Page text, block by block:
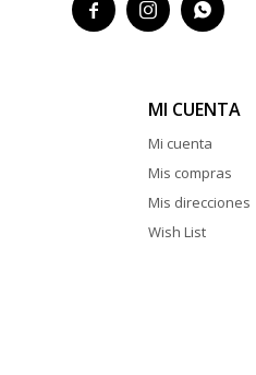
  
MI CUENTA
Mi cuenta
Mis compras
Mis direcciones
Wish List